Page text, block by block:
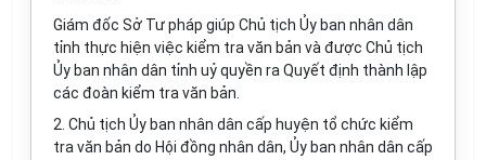
Giám đốc Sở Tư pháp giúp Chủ tịch Ủy ban nhân dân
tỉnh thực hiện việc kiểm tra văn bản và được Chủ tịch
Ủy ban nhân dân tỉnh uỷ quyền ra Quyết định thành lập
các đoàn kiểm tra văn bản.
2. Chủ tịch Ủy ban nhân dân cấp huyện tổ chức kiểm
tra văn bản do Hội đồng nhân dân, Ủy ban nhân dân cấp